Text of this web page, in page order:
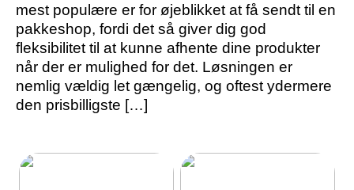
mest populære er for øjeblikket at få sendt til en
pakkeshop, fordi det så giver dig god
fleksibilitet til at kunne afhente dine produkter
når der er mulighed for det. Løsningen er
nemlig vældig let gængelig, og oftest ydermere
den prisbilligste […]